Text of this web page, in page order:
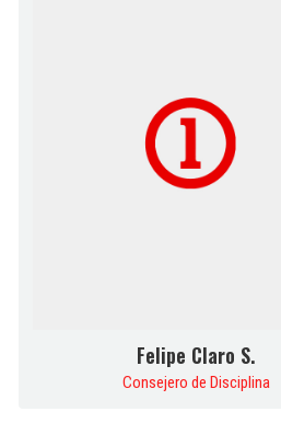
Felipe Claro S.
Consejero de Disciplina